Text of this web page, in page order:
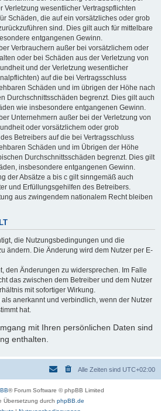
Verletzung wesentlicher Vertragspflichten
Schäden, die auf ein vorsätzliches oder grob
sind. Dies gilt auch für mittelbare
entgangenen Gewinn.
Verbrauchern außer bei vorsätzlichem oder
oder bei Schäden aus der Verletzung von
und der Verletzung wesentlicher
auf die bei Vertragsschluss
Schäden und im übrigen der Höhe nach
Durchschnittsschäden begrenzt. Dies gilt auch
wie insbesondere entgangenen Gewinn.
Unternehmern außer bei der Verletzung von
oder vorsätzlichem oder grob
Betreibers auf die bei Vertragsschluss
Schäden und im Übrigen der Höhe
Durchschnittsschäden begrenzt. Dies gilt
insbesondere entgangenen Gewinn.
der Absätze a bis c gilt sinngemäß auch
und Erfüllungsgehilfen des Betreibers.
aus zwingendem nationalem Recht bleiben
die Nutzungsbedingungen und die
ändern. Die Änderung wird dem Nutzer per E-
den Änderungen zu widersprechen. Im Falle
das zwischen dem Betreiber und dem Nutzer
mit sofortiger Wirkung.
anerkannt und verbindlich, wenn der Nutzer
hat.
mit Ihren persönlichen Daten sind
enthalten.
Alle Zeiten sind UTC+02:00
® Forum Software © phpBB Limited
Übersetzung durch phpBB.de